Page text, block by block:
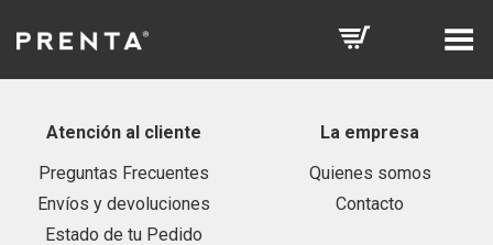
Toggle Menu
Atención al cliente
Preguntas Frecuentes
Envíos y devoluciones
Estado de tu Pedido
La empresa
Quienes somos
Contacto